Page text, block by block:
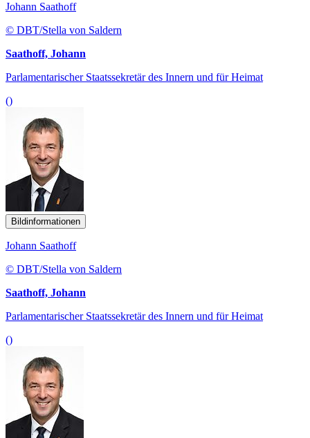
Johann Saathoff
© DBT/Stella von Saldern
Saathoff, Johann
Parlamentarischer Staatssekretär des Innern und für Heimat
()
Bildinformationen
Johann Saathoff
© DBT/Stella von Saldern
Saathoff, Johann
Parlamentarischer Staatssekretär des Innern und für Heimat
()